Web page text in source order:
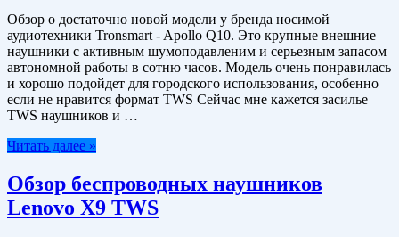
Обзор о достаточно новой модели у бренда носимой
аудиотехники Tronsmart - Apollo Q10. Это крупные внешние
наушники с активным шумоподавленим и серьезным запасом
автономной работы в сотню часов. Модель очень понравилась
и хорошо подойдет для городского использования, особенно
если не нравится формат TWS Сейчас мне кажется засилье
TWS наушников и …
Читать далее »
Обзор беспроводных наушников
Lenovo X9 TWS